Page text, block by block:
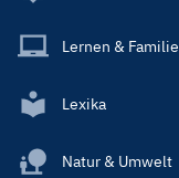
Lernen & Familie
Lexika
Natur & Umwelt